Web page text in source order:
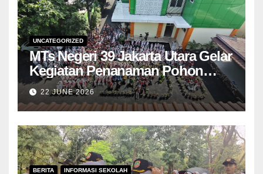
UNCATEGORIZED
MTs Negeri 39 Jakarta Utara Gelar
Kegiatan Penanaman Pohon
sebagai Wujud Kepedulian
Lingkungan
22 JUNE 2026
BERITA INFORMASI SEKOLAH